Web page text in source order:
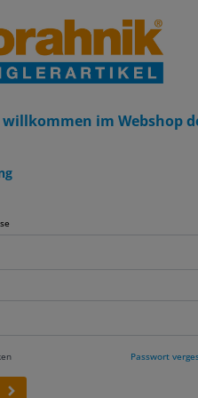
im Webshop
Passwort